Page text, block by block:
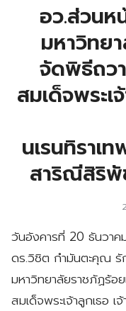
อว.ส่วนห
มหาวิทย
จัดพิธีถว
สมเด็จพระเ
นเรนทิราเ
สาริณีสิริพั
วันอังคารที่ 20 ธันวา
ดร.วิชิต กำมันตะคุณ รั
มหาวิทยาลัยราชภัฏร้
สมเด็จพระเจ้าลูกเธอ